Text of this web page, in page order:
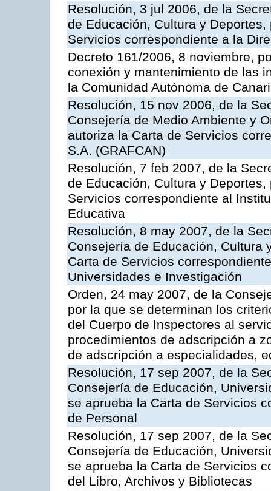
Resolución, 3 jul 2006, de la
de Educación, Cultura y
Servicios correspondiente a la
Decreto 161/2006, 8 noviembre,
conexión y mantenimiento de las
la Comunidad Autónoma de
Resolución, 15 nov 2006, de la
Consejería de Medio Ambiente y
autoriza la Carta de Servicios
S.A. (GRAFCAN)
Resolución, 7 feb 2007, de la
de Educación, Cultura y
Servicios correspondiente al
Educativa
Resolución, 8 may 2007, de la
Consejería de Educación, Cultura
Carta de Servicios
Universidades e Investigación
Orden, 24 may 2007, de la
por la que se determinan los
del Cuerpo de Inspectores al
procedimientos de adscripción a
de adscripción a especialidades,
Resolución, 17 sep 2007, de la
Consejería de Educación,
se aprueba la Carta de Servicios
de Personal
Resolución, 17 sep 2007, de la
Consejería de Educación,
se aprueba la Carta de Servicios
del Libro, Archivos y Bibliotecas